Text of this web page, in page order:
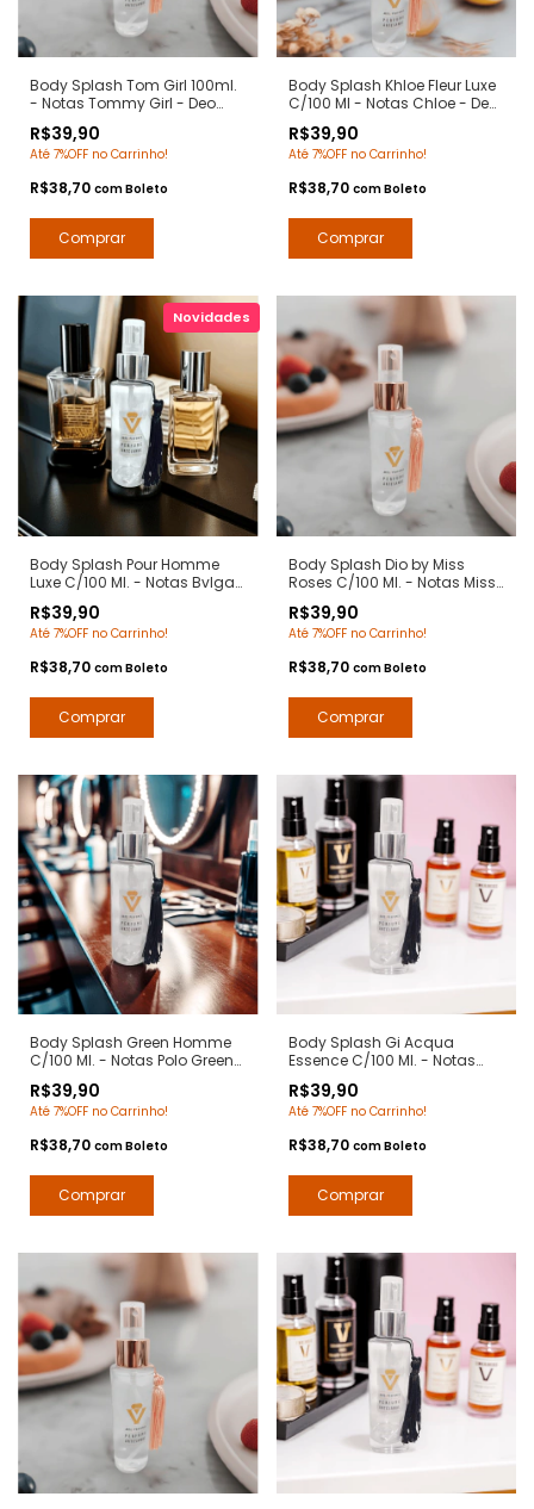
Body Splash Tom Girl 100ml.
- Notas Tommy Girl - Deo
Corporal - Arte 1 Perfumes -
Arte 1 Perfumes
R$39,90
Até 7%OFF no Carrinho!
R$38,70 comBoleto
Body Splash Khloe Fleur Luxe
C/100 Ml - Notas Chloe - Deo
Corporal - Contratipos
Premium - Arte 1 Perfumes
R$39,90
Até 7%OFF no Carrinho!
R$38,70 comBoleto
Body Splash Pour Homme
Luxe C/100 Ml. - Notas Bvlgari
Desodorante Corporal - Arte 1
Perfumes
R$39,90
Até 7%OFF no Carrinho!
R$38,70 comBoleto
Body Splash Dio by Miss
Roses C/100 Ml. - Notas Miss
Desodorante Corporal - Arte 1
Perfumes
R$39,90
Até 7%OFF no Carrinho!
R$38,70 comBoleto
Body Splash Green Homme
C/100 Ml. - Notas Polo Green
Desodorante Corporal - Arte 1
Perfumes
R$39,90
Até 7%OFF no Carrinho!
R$38,70 comBoleto
Body Splash Gi Acqua
Essence C/100 Ml. - Notas
Desodorante Corporal - Arte 1
Perfumes
R$39,90
Até 7%OFF no Carrinho!
R$38,70 comBoleto